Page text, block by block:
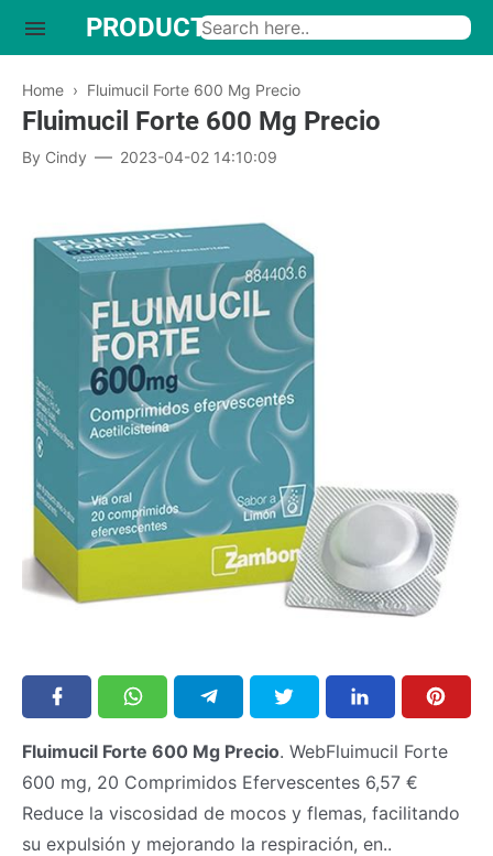
Home › Fluimucil Forte 600 Mg Precio
Fluimucil Forte 600 Mg Precio
By Cindy 2023-04-02 14:10:09
Fluimucil Forte 600 Mg Precio. WebFluimucil Forte
600 mg, 20 Comprimidos Efervescentes 6,57 €
Reduce la viscosidad de mocos y flemas, facilitando
su expulsión y mejorando la respiración, en..